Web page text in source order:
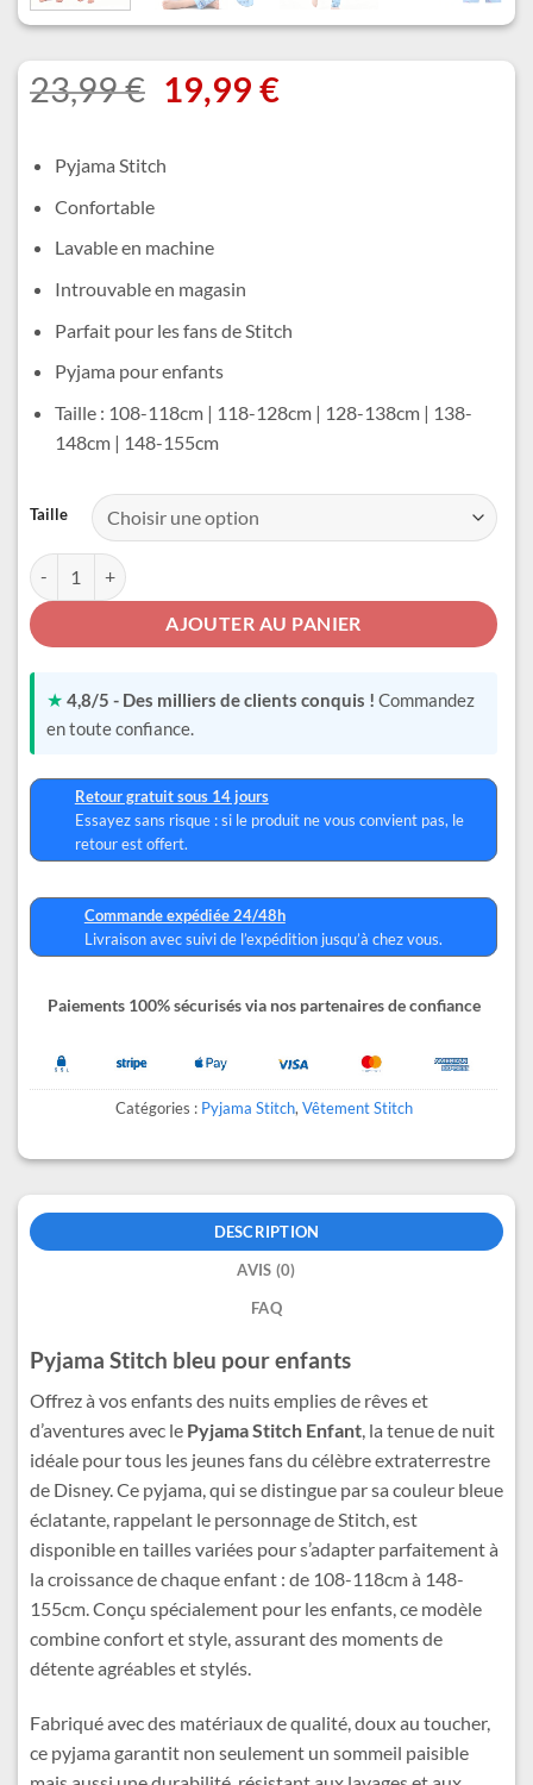
23,99€ Le
prix
initial
19,99 €Le
Pyjama Stitch
Confortable
Lavable en machine
Introuvable en magasin
Parfait pour les fans de Stitch
Pyjama pour enfants
Taille : 108-118cm | 118-128cm | 128-138cm | 138-
148cm | 148-155cm
Taille
quantité de Pyjama Stitch Enfant
AJOUTER AU PANIER
Alternative:
★ 4,8/5 - Des milliers de clients conquis ! Commandez
en toute confiance.
Retour gratuit sous 14 jours
Essayez sans risque : si le produit ne vous convient pas, le
retour est offert.
Commande expédiée 24/48h
Livraison avec suivi de l’expédition jusqu’à chez vous.
Paiements 100% sécurisés via nos partenaires de confiance
Catégories : Pyjama Stitch, Vêtement Stitch
DESCRIPTION
AVIS (0)
FAQ
Pyjama Stitch bleu pour enfants
Offrez à vos enfants des nuits emplies de rêves et
d’aventures avec le Pyjama Stitch Enfant, la tenue de nuit
idéale pour tous les jeunes fans du célèbre extraterrestre
de Disney. Ce pyjama, qui se distingue par sa couleur bleue
éclatante, rappelant le personnage de Stitch, est
disponible en tailles variées pour s’adapter parfaitement à
la croissance de chaque enfant : de 108-118cm à 148-
155cm. Conçu spécialement pour les enfants, ce modèle
combine confort et style, assurant des moments de
détente agréables et stylés.
Fabriqué avec des matériaux de qualité, doux au toucher,
ce pyjama garantit non seulement un sommeil paisible